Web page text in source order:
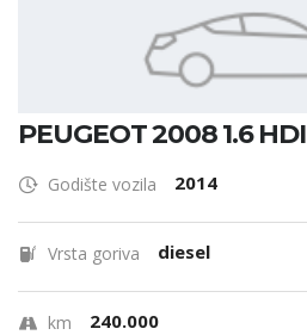
PEUGEOT 2008 1.6 HDI
Godište vozila 2014
Vrsta goriva diesel
km 240.000